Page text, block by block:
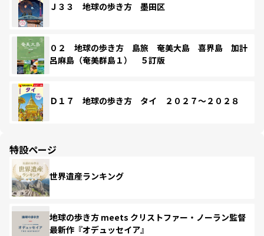
Ｊ３３ 地球の歩き方 墨田区
０２ 地球の歩き方 島旅 奄美大島 喜界島 加計
呂麻島（奄美群島１） ５訂版
Ｄ１７ 地球の歩き方 タイ ２０２７～２０２８
特設ページ
世界遺産ランキング
地球の歩き方 meets クリストファー・ノーラン監督
最新作『オデュッセイア』